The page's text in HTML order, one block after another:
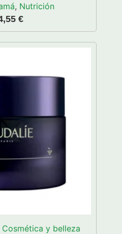
, Nutrición
€
Cosmética y belleza